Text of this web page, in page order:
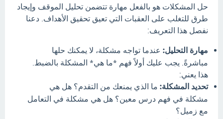
حل المشكلات هو بالفعل مهارة تتضمن تحليل الموقف وإيجاد
طرق للتغلب على العقبات التي تعيق تحقيق الأهداف. دعنا
نفصل هذا التعريف:
مهارة التحليل: عندما تواجه مشكلة، لا يمكنك حلها
مباشرةً. يجب عليك أولاً فهم *ما هي* المشكلة بالضبط.
هذا يعني:
تحديد المشكلة: ما الذي يمنعك من التقدم؟ هل هي
مشكلة في فهم درس معين؟ هل هي مشكلة في التعامل
مع زميل؟